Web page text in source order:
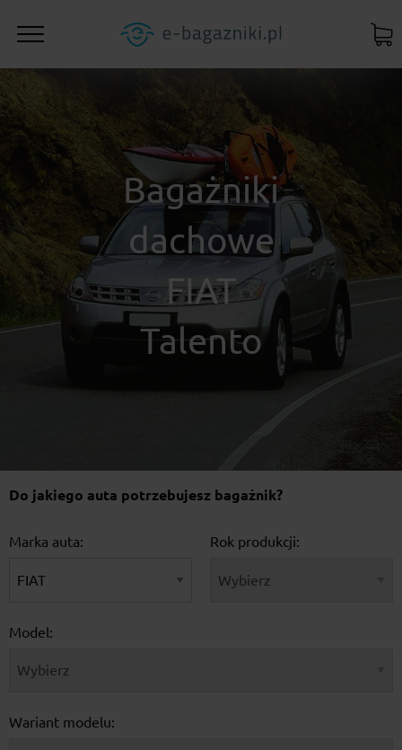
Bagażniki
dachowe
FIAT
Talento
Do jakiego auta potrzebujesz bagażnik?
Marka auta: Rok produkcji:
Model:
Wariant modelu: